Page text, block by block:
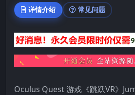
详情介绍 常见问题
Oculus Quest 游戏《跳跃VR》